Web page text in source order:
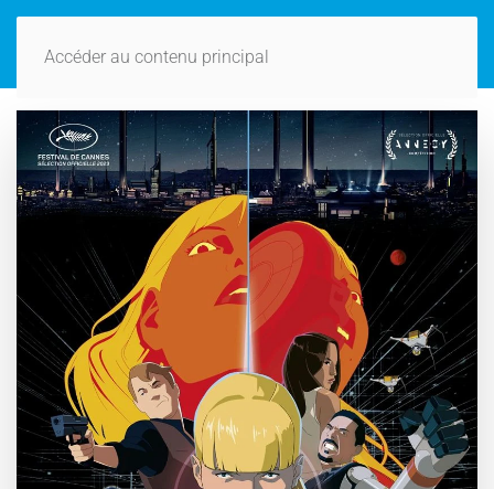
Accéder au contenu principal